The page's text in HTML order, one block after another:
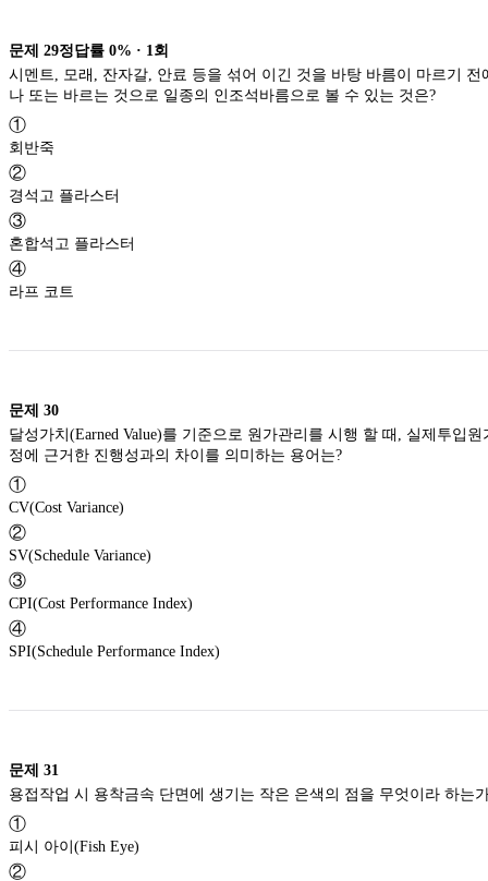
문제 29정답률 0% · 1 회
시멘트, 모래, 잔자갈, 안료 등을 섞어 이긴 것을 바탕 바름이 마르기 전
나 또는 바르는 것으로 일종의 인조석바름으로 볼 수 있는 것은?
①
회반죽
②
경석고 플라스터
③
혼합석고 플라스터
④
라프 코트
문제 30
달성가치(Earned Value)를 기준으로 원가관리를 시행 할 때, 실제투입
정에 근거한 진행성과의 차이를 의미하는 용어는?
①
CV(Cost Variance)
②
SV(Schedule Variance)
③
CPI(Cost Performance Index)
④
SPI(Schedule Performance Index)
문제 31
용접작업 시 용착금속 단면에 생기는 작은 은색의 점을 무엇이라 하
①
피시 아이(Fish Eye)
②